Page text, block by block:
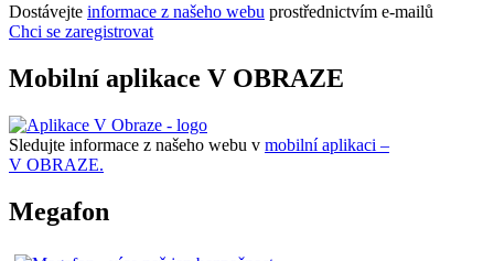
Dostávejte informace z našeho webu prostřednictvím e-mailů
Chci se zaregistrovat
Mobilní aplikace V OBRAZE
Sledujte informace z našeho webu v mobilní aplikaci –
V OBRAZE.
Megafon